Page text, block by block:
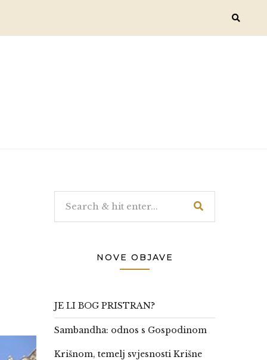
NOVE OBJAVE
JE LI BOG PRISTRAN?
Sambandha: odnos s Gospodinom
Krišnom, temelj svjesnosti Krišne